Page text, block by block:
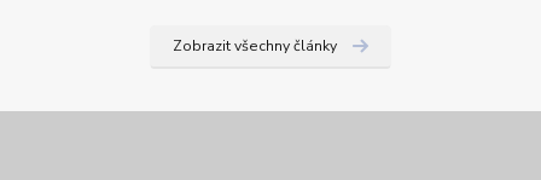
Zobrazit všechny články